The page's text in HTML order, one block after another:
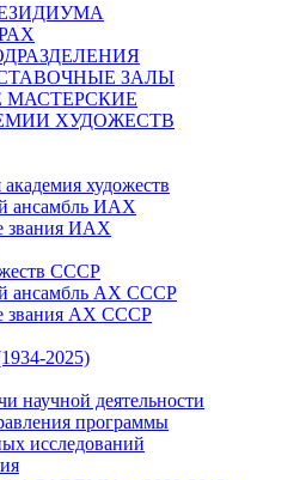
ЗАЛЫ
МАСТЕРСКИЕ
ХУДОЖЕСТВ
художеств
ансамбль ИАХ
звания ИАХ
СССР
ансамбль АХ СССР
звания АХ СССР
2025)
научной деятельности
программы
исследований